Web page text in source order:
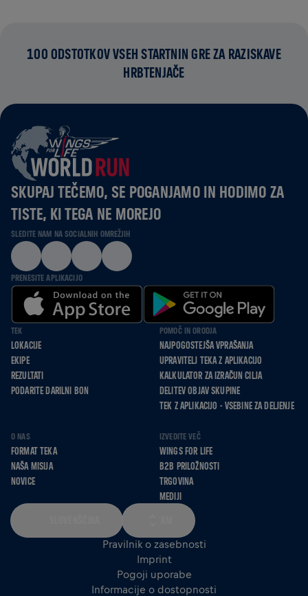
100 ODSTOTKOV VSEH STARTNIN GRE ZA RAZISKAVE
HRBTENJAČE
SKUPAJ TEČEMO, SE POGANJAMO IN HODIMO ZA
TISTE, KI TEGA NE MOREJO
SLEDITE NAM NA SOCIALNIH OMREŽJIH
PRENESITE APLIKACIJO
TEK
LOKACIJE
EKIPE
REZULTATI
PODARITE DARILNI BON
POMOČ IN ORODJA
NAJPOGOSTEJŠA VPRAŠANJA
UPRAVITELJ TEKA Z APLIKACIJO
KALKULATOR ZA IZRAČUN CILJA
DELITEV OBJAV SKUPINE
TEK Z APLIKACIJO - VSEBINE ZA DELJENJE
O NAS
FORMAT TEKA
NAŠA MISIJA
NOVICE
IZVEDITE VEČ
WINGS FOR LIFE
B2B PRILOŽNOSTI
TRGOVINA
MEDIJI
Pravilnik o zasebnosti
Imprint
Pogoji uporabe
Informacije o dostopnosti